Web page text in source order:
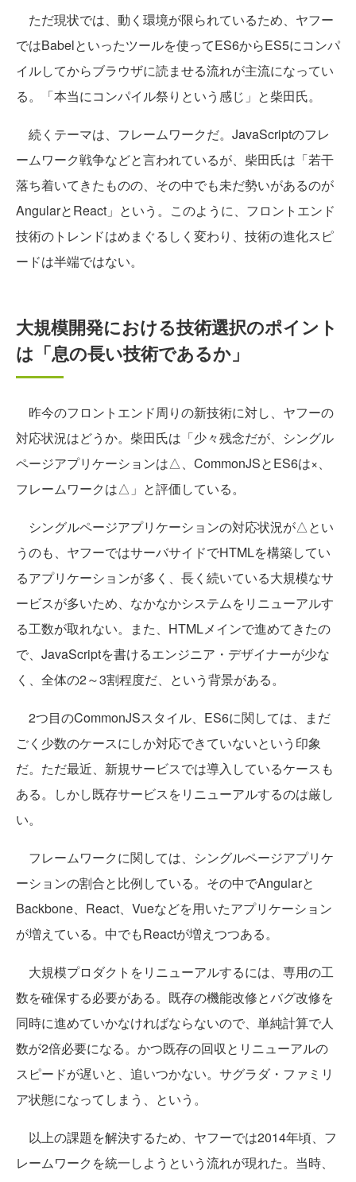
ただ現状では、動く環境が限られているため、ヤフー
ではBabelといったツールを使ってES6からES5にコンパ
イルしてからブラウザに読ませる流れが主流になってい
る。「本当にコンパイル祭りという感じ」と柴田氏。
続くテーマは、フレームワークだ。JavaScriptのフレ
ームワーク戦争などと言われているが、柴田氏は「若干
落ち着いてきたものの、その中でも未だ勢いがあるのが
AngularとReact」という。このように、フロントエンド
技術のトレンドはめまぐるしく変わり、技術の進化スピ
ードは半端ではない。
大規模開発における技術選択のポイント
は「息の長い技術であるか」
昨今のフロントエンド周りの新技術に対し、ヤフーの
対応状況はどうか。柴田氏は「少々残念だが、シングル
ページアプリケーションは△、CommonJSとES6は×、
フレームワークは△」と評価している。
シングルページアプリケーションの対応状況が△とい
うのも、ヤフーではサーバサイドでHTMLを構築してい
るアプリケーションが多く、長く続いている大規模なサ
ービスが多いため、なかなかシステムをリニューアルす
る工数が取れない。また、HTMLメインで進めてきたの
で、JavaScriptを書けるエンジニア・デザイナーが少な
く、全体の2～3割程度だ、という背景がある。
2つ目のCommonJSスタイル、ES6に関しては、まだ
ごく少数のケースにしか対応できていないという印象
だ。ただ最近、新規サービスでは導入しているケースも
ある。しかし既存サービスをリニューアルするのは厳し
い。
フレームワークに関しては、シングルページアプリケ
ーションの割合と比例している。その中でAngularと
Backbone、React、Vueなどを用いたアプリケーション
が増えている。中でもReactが増えつつある。
大規模プロダクトをリニューアルするには、専用の工
数を確保する必要がある。既存の機能改修とバグ改修を
同時に進めていかなければならないので、単純計算で人
数が2倍必要になる。かつ既存の回収とリニューアルの
スピードが遅いと、追いつかない。サグラダ・ファミリ
ア状態になってしまう、という。
以上の課題を解決するため、ヤフーでは2014年頃、フ
レームワークを統一しようという流れが現れた。当時、